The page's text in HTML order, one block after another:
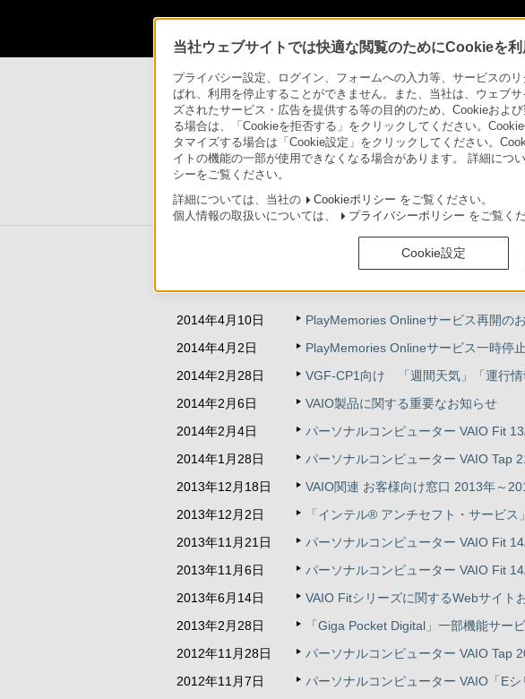
製品情報 > “VAIO” お知らせ
パーソナルコンピューター VAIO
ラインアップ アクセサリー VAIOでできること
2014年4月10日
PlayMemories Onlineサービス再開の
2014年4月2日
PlayMemories Onlineサービス一時停
2014年2月28日
VGF-CP1向け 「週間天気」「運行情
2014年2月6日
VAIO製品に関する重要なお知らせ
2014年2月4日
パーソナルコンピューター VAIO Fit
2014年1月28日
パーソナルコンピューター VAIO Tap
2013年12月18日
VAIO関連 お客様向け窓口 2013年～
2013年12月2日
「インテル® アンチセフト・サービス
2013年11月21日
パーソナルコンピューター VAIO Fit
2013年11月6日
パーソナルコンピューター VAIO Fit
2013年6月14日
VAIO Fitシリーズに関するWebサイト
2013年2月28日
「Giga Pocket Digital」一部機能サー
2012年11月28日
パーソナルコンピューター VAIO Tap
2012年11月7日
パーソナルコンピューター VAIO「E
当社ウェブサイトでは快適な閲覧のためにCookieを利
プライバシー設定、ログイン、フォームへの入力等、サービスの
ばれ、利用を停止することができません。また、当社は、ウェブ
ズされたサービス・広告を提供する等の目的のため、Cookieおよ
る場合は、「Cookieを拒否する」をクリックしてください。
タマイズする場合は「Cookie設定」をクリックしてください。
イトの機能の一部が使用できなくなる場合があります。 詳細につ
シーをご覧ください。
詳細については、当社の Cookieポリシー をご覧ください。
個人情報の取扱いについては、
プライバシーポリシー をご覧く
Cookie設定